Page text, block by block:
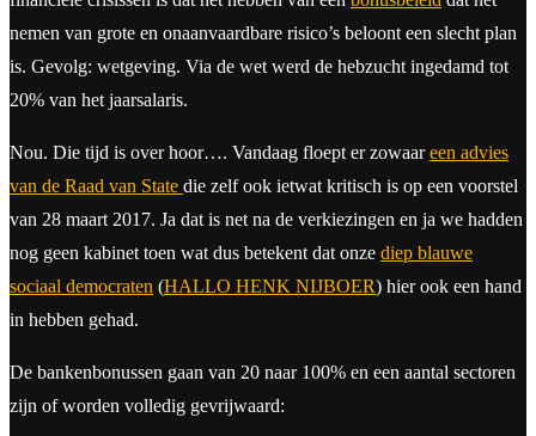
nemen van grote en onaanvaardbare risico’s beloont een slecht plan
is. Gevolg: wetgeving. Via de wet werd de hebzucht ingedamd tot
20% van het jaarsalaris.
Nou. Die tijd is over hoor…. Vandaag floept er zowaareen advies
van de Raad van State die zelf ook ietwat kritisch is op een voorstel
van 28 maart 2017. Ja dat is net na de verkiezingen en ja we hadden
nog geen kabinet toen wat dus betekent dat onze diep blauwe
sociaal democraten (HALLO HENK NIJBOER) hier ook een hand
in hebben gehad.
De bankenbonussen gaan van 20 naar 100% en een aantal sectoren
zijn of worden volledig gevrijwaard: